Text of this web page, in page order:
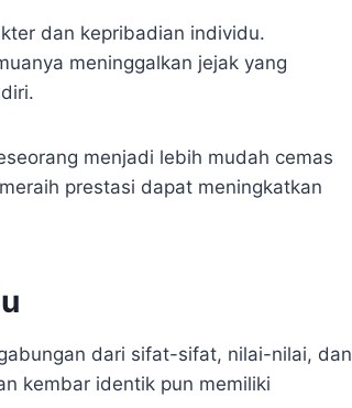
dan kepribadian individu.
meninggalkan jejak yang
menjadi lebih mudah cemas
prestasi dapat meningkatkan
dari sifat-sifat, nilai-nilai, dan
kembar identik pun memiliki